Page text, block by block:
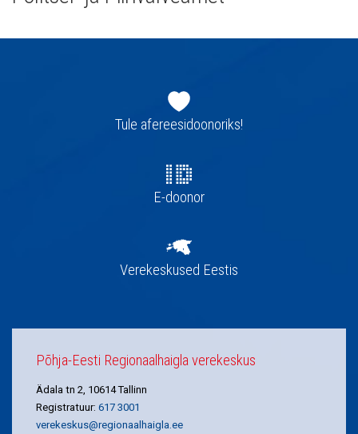
navigatsioonTule afereesidoonoriks!
E-doonor
Verekeskused Eestis
Põhja-Eesti Regionaalhaigla verekeskus
Ädala tn 2, 10614 Tallinn
Registratuur: 617 3001
verekeskus@regionaalhaigla.ee